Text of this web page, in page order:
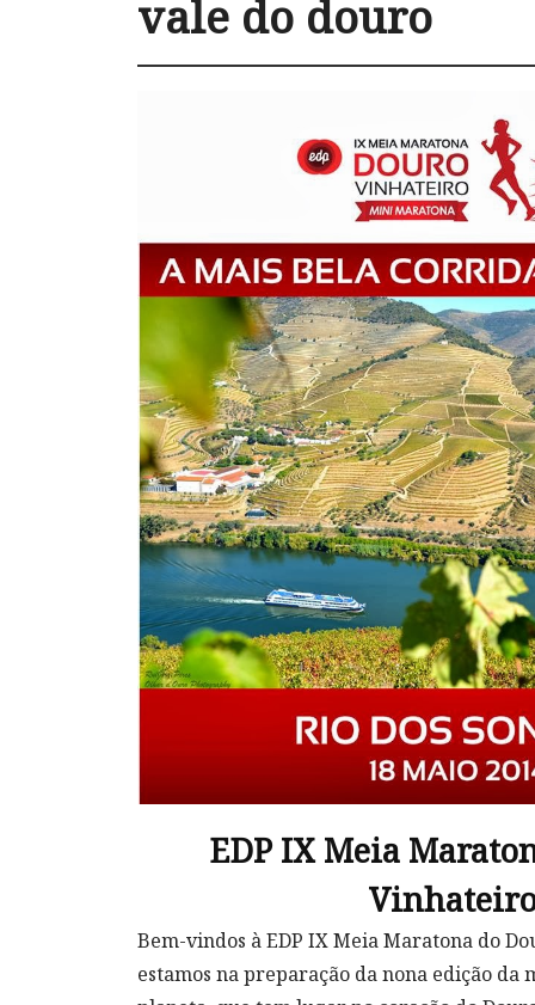
vale do douro
EDP IX Meia
Bem-vindos à EDP IX Meia Maratona do
estamos na preparação da nona edição da